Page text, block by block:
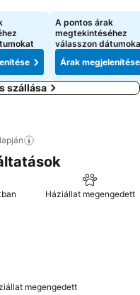
A pontos árak
megtekintéséhez
válasszon
Árak megjelenítése
szállása
Háziállat megengedett
megengedett